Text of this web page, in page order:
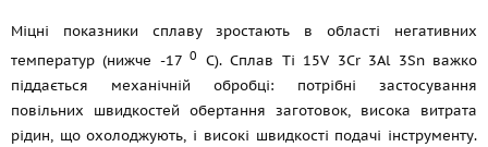
Міцні показники сплаву зростають в області негативних
температур (нижче -170
С). Сплав Ti 15V 3Cr 3Al 3Sn важко
піддається механічній обробці: потрібні застосування
повільних швидкостей обертання заготовок, висока витрата
рідин, що охолоджують, і високі швидкості подачі інструменту.